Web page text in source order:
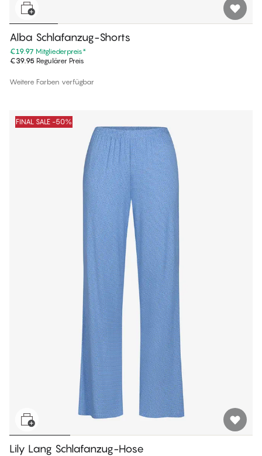
Alba Schlafanzug-Shorts
€19.97 Mitgliederpreis*
€39.95 Regulärer Preis
Weitere Farben verfügbar
FINAL SALE -50%
Lily Lang Schlafanzug-Hose